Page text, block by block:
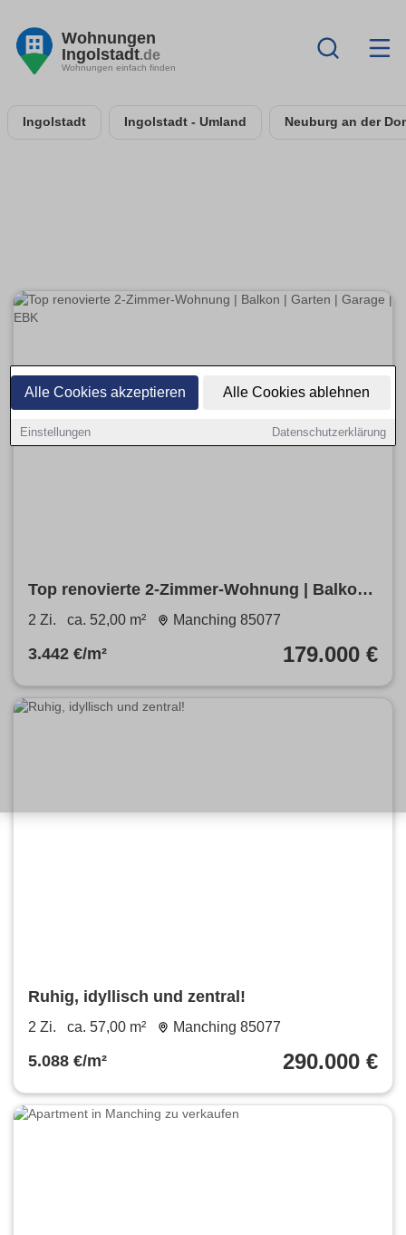
Alle Cookies akzeptieren Alle Cookies ablehnen
Einstellungen Datenschutzerklärung
Wohnungen
Ingolstadt.de
Wohnungen einfach finden
Ingolstadt Ingolstadt - Umland Neuburg an der
Top renovierte 2-Zimmer-Wohnung | Balkon |
Garten | Garage | EBK
2 Zi. ca. 52,00 m² Manching 85077
3.442 €/m² 179.000 €
Ruhig, idyllisch und zentral!
2 Zi. ca. 57,00 m² Manching 85077
5.088 €/m² 290.000 €